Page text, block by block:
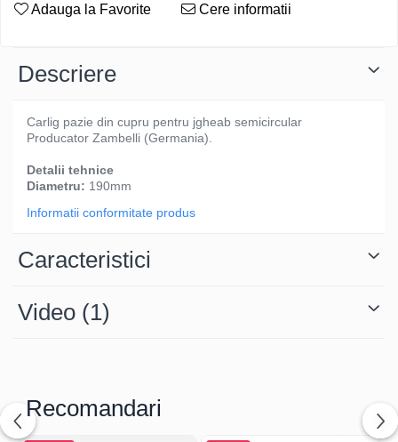
Adauga la Favorite Cere informatii
Descriere
Carlig pazie din cupru pentru jgheab semicircular
Producator Zambelli (Germania).
Detalii tehnice
Diametru: 190mm
Informatii conformitate produs
Caracteristici
Video (1)
Recomandari